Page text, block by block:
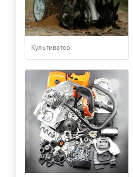
Культиватор